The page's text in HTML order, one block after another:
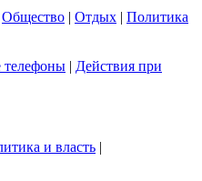
Общество | Отдых | Политика
телефоны | Действия при
и власть |